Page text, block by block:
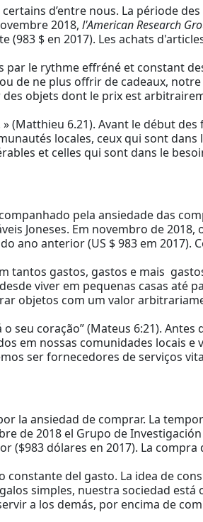
d’entre nous. La période
2018, l'American Research
$ en 2017). Les achats
le rythme effréné et constant
de ne plus offrir de cadeaux,
objets dont le prix est
(Matthieu 6.21). Avant le début
locales, ceux qui sont
et celles qui sont dans le
pela ansiedade das
​​Joneses. Em novembro de
ano anterior (US $ 983 em
tantos gastos, gastos e mais
viver em pequenas casas até
objetos com um valor
seu coração” (Mateus 6:21).
em nossas comunidades locais
ser fornecedores de serviços
la ansiedad de comprar. La
de 2018 el Grupo de
($983 dólares en 2017). La
del gasto. La idea de
simples, nuestra sociedad
a los demás, por encima de